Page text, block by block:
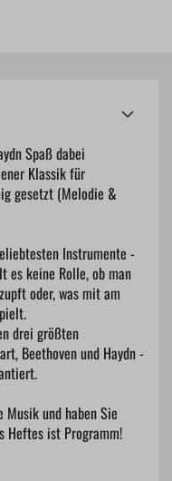
Spaß dabei
Klassik für
gesetzt (Melodie &
Instrumente -
es keine Rolle, ob man
oder, was mit am
drei größten
Beethoven und Haydn -
und haben Sie
Heftes ist Programm!